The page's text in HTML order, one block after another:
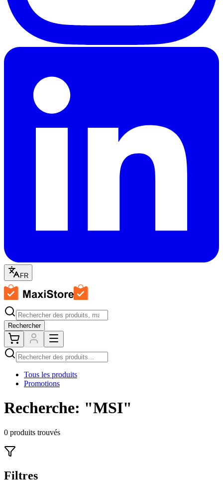
FR
Rechercher
Tous les produits
Promotions
Recherche: "MSI"
0 produits trouvés
Filtres